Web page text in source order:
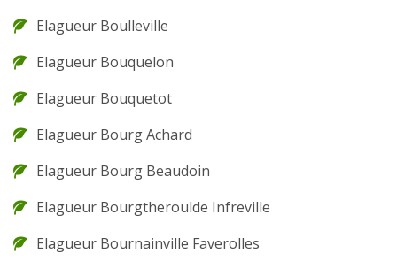
Elagueur Boulleville
Elagueur Bouquelon
Elagueur Bouquetot
Elagueur Bourg Achard
Elagueur Bourg Beaudoin
Elagueur Bourgtheroulde Infreville
Elagueur Bournainville Faverolles